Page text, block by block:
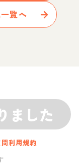
覧へ
ました
利用規約